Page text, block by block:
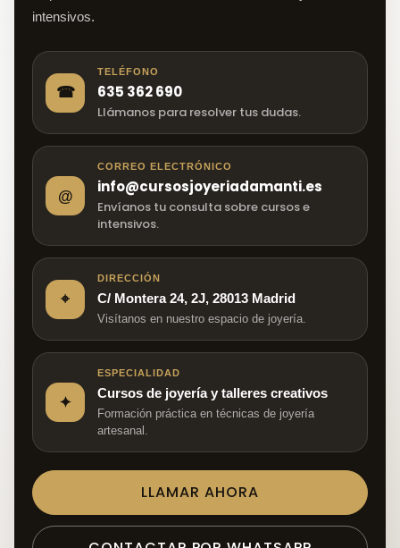
intensivos.
☎
TELÉFONO
635 362 690
Llámanos para resolver tus dudas.
@
CORREO ELECTRÓNICO
info@cursosjoyeriadamanti.es
Envíanos tu consulta sobre cursos e
intensivos.
⌖
DIRECCIÓN
C/ Montera 24, 2J, 28013 Madrid
Visítanos en nuestro espacio de joyería.
✦
ESPECIALIDAD
Cursos de joyería y talleres creativos
Formación práctica en técnicas de joyería
artesanal.
LLAMAR AHORA